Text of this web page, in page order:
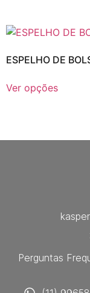
ESPELHO DE
Ver opções
Perguntas